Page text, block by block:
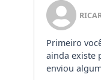
Primeiro
ainda existe
enviou